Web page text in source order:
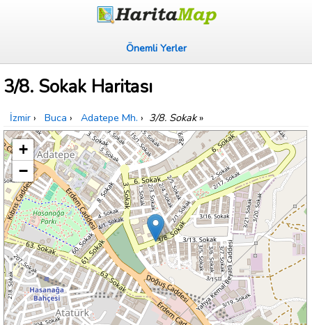
Önemli Yerler
3/8. Sokak Haritası
İzmir › Buca › Adatepe Mh. › 3/8. Sokak»
+
−